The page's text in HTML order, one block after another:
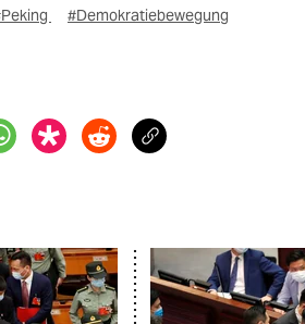
#Demokratiebewegung